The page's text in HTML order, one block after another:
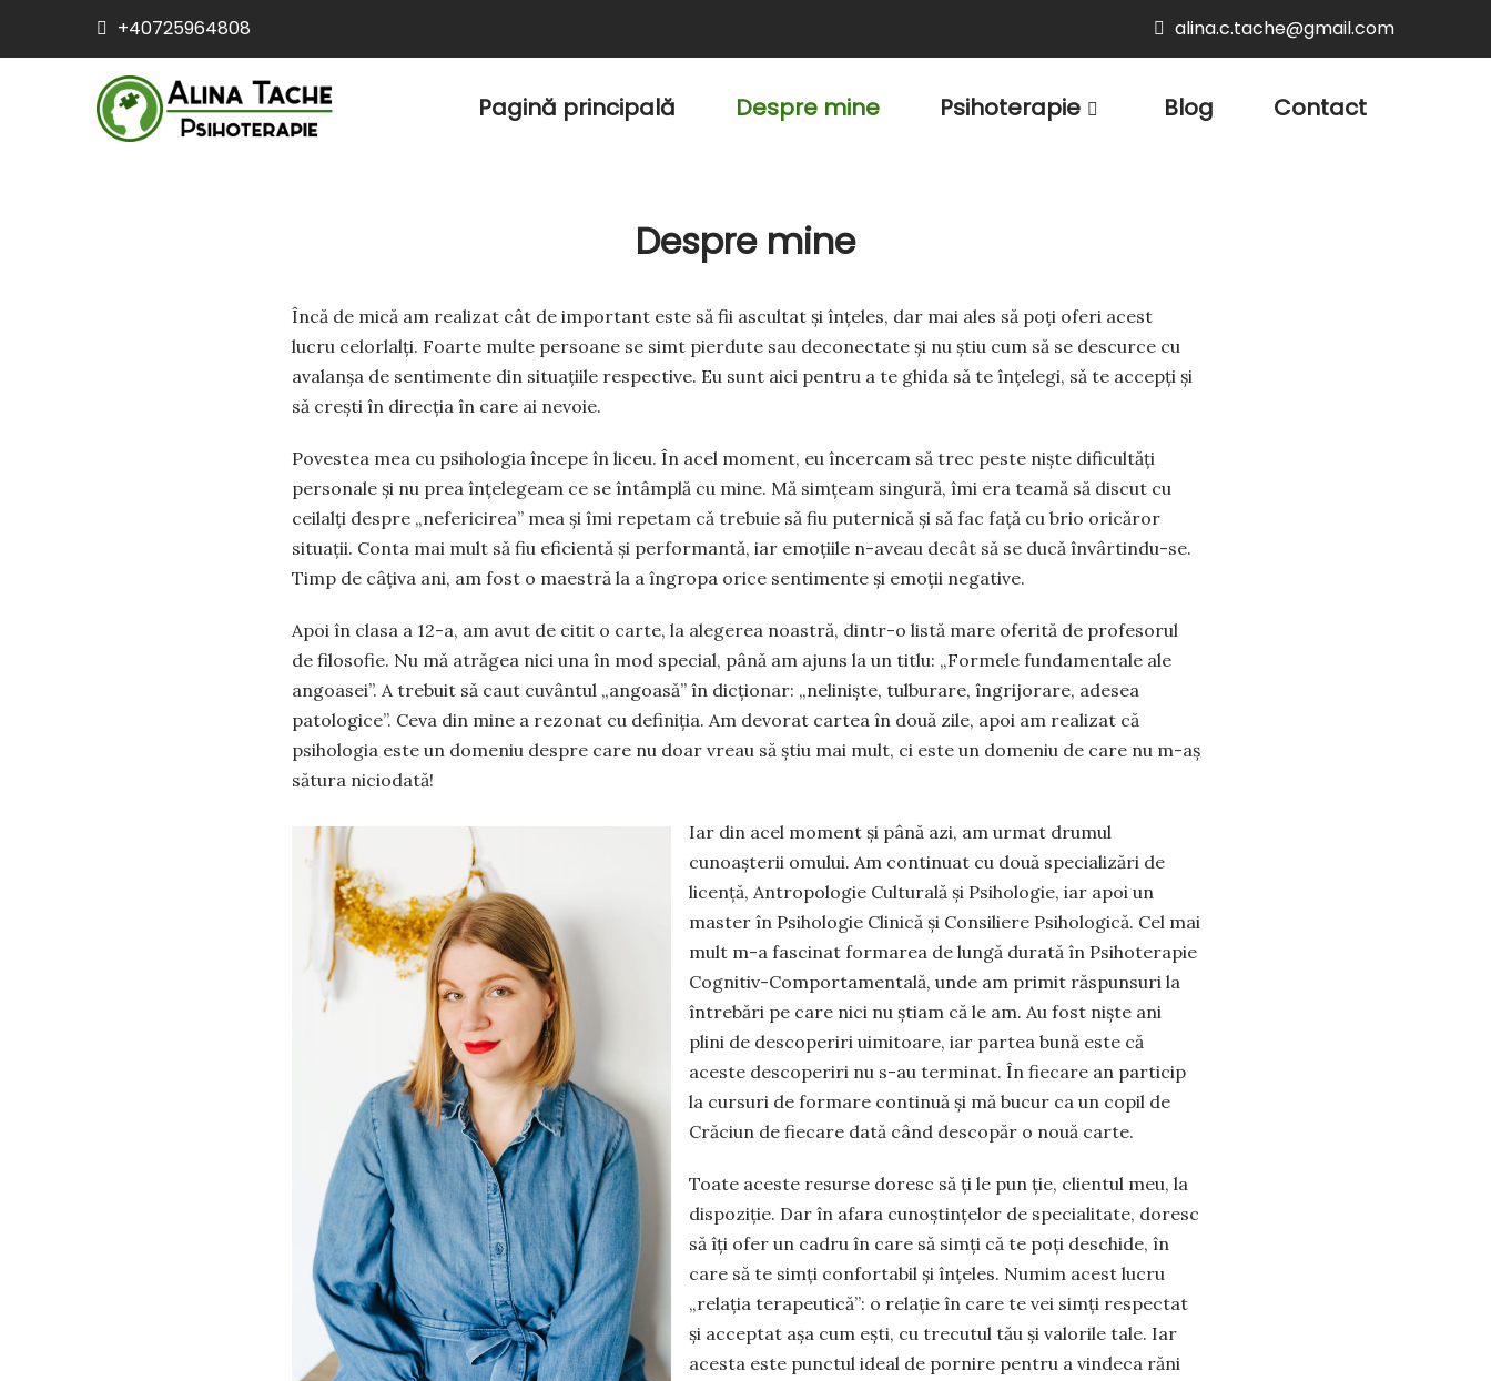
+40725964808 alina.c.tache@gmail.com
Pagină principală Despre mine Psihoterapie Blog Contact
Despre mine
Încă de mică am realizat cât de important este să fii ascultat și înțeles, dar mai ales să poți oferi acest
lucru celorlalți. Foarte multe persoane se simt pierdute sau deconectate și nu știu cum să se descurce cu
avalanșa de sentimente din situațiile respective. Eu sunt aici pentru a te ghida să te înțelegi, să te accepți și
să crești în direcția în care ai nevoie.
Povestea mea cu psihologia începe în liceu. În acel moment, eu încercam să trec peste niște dificultăți
personale și nu prea înțelegeam ce se întâmplă cu mine. Mă simțeam singură, îmi era teamă să discut cu
ceilalți despre „nefericirea” mea și îmi repetam că trebuie să fiu puternică și să fac față cu brio oricăror
situații. Conta mai mult să fiu eficientă și performantă, iar emoțiile n-aveau decât să se ducă învârtindu-se.
Timp de câțiva ani, am fost o maestră la a îngropa orice sentimente și emoții negative.
Apoi în clasa a 12-a, am avut de citit o carte, la alegerea noastră, dintr-o listă mare oferită de profesorul
de filosofie. Nu mă atrăgea nici una în mod special, până am ajuns la un titlu: „Formele fundamentale ale
angoasei”. A trebuit să caut cuvântul „angoasă” în dicționar: „neliniște, tulburare, îngrijorare, adesea
patologice”. Ceva din mine a rezonat cu definiția. Am devorat cartea în două zile, apoi am realizat că
psihologia este un domeniu despre care nu doar vreau să știu mai mult, ci este un domeniu de care nu m-aș
sătura niciodată!
Iar din acel moment și până azi, am urmat drumul
cunoașterii omului. Am continuat cu două specializări de
licență, Antropologie Culturală și Psihologie, iar apoi un
master în Psihologie Clinică și Consiliere Psihologică. Cel mai
mult m-a fascinat formarea de lungă durată în Psihoterapie
Cognitiv-Comportamentală, unde am primit răspunsuri la
întrebări pe care nici nu știam că le am. Au fost niște ani
plini de descoperiri uimitoare, iar partea bună este că
aceste descoperiri nu s-au terminat. În fiecare an particip
la cursuri de formare continuă și mă bucur ca un copil de
Crăciun de fiecare dată când descopăr o nouă carte.
Toate aceste resurse doresc să ți le pun ție, clientul meu, la
dispoziție. Dar în afara cunoștințelor de specialitate, doresc
să îți ofer un cadru în care să simți că te poți deschide, în
care să te simți confortabil și înțeles. Numim acest lucru
„relația terapeutică”: o relație în care te vei simți respectat
și acceptat așa cum ești, cu trecutul tău și valorile tale. Iar
acesta este punctul ideal de pornire pentru a vindeca răni